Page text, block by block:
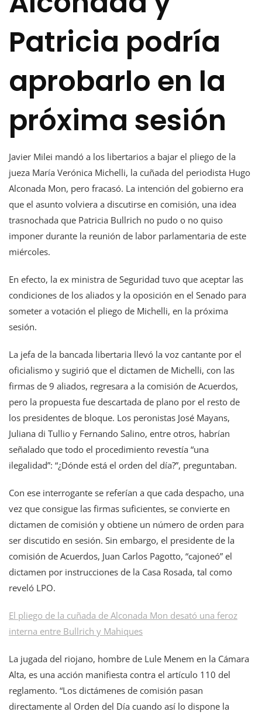
Patricia podría
aprobarlo en la
próxima sesión
Javier Milei mandó a los libertarios a bajar el pliego de la
jueza María Verónica Michelli, la cuñada del periodista Hugo
Alconada Mon, pero fracasó. La intención del gobierno era
que el asunto volviera a discutirse en comisión, una idea
trasnochada que Patricia Bullrich no pudo o no quiso
imponer durante la reunión de labor parlamentaria de este
miércoles.
En efecto, la ex ministra de Seguridad tuvo que aceptar las
condiciones de los aliados y la oposición en el Senado para
someter a votación el pliego de Michelli, en la próxima
sesión.
La jefa de la bancada libertaria llevó la voz cantante por el
oficialismo y sugirió que el dictamen de Michelli, con las
firmas de 9 aliados, regresara a la comisión de Acuerdos,
pero la propuesta fue descartada de plano por el resto de
los presidentes de bloque. Los peronistas José Mayans,
Juliana di Tullio y Fernando Salino, entre otros, habrían
señalado que todo el procedimiento revestía “una
ilegalidad”: “¿Dónde está el orden del día?”, preguntaban.
Con ese interrogante se referían a que cada despacho, una
vez que consigue las firmas suficientes, se convierte en
dictamen de comisión y obtiene un número de orden para
ser discutido en sesión. Sin embargo, el presidente de la
comisión de Acuerdos, Juan Carlos Pagotto, “cajoneó” el
dictamen por instrucciones de la Casa Rosada, tal como
reveló LPO.
El pliego de la cuñada de Alconada Mon desató una feroz
interna entre Bullrich y Mahiques
La jugada del riojano, hombre de Lule Menem en la Cámara
Alta, es una acción manifiesta contra el artículo 110 del
reglamento. “Los dictámenes de comisión pasan
directamente al Orden del Día cuando así lo dispone la